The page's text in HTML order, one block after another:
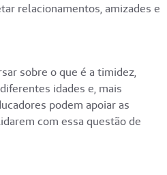
relacionamentos, amizades e
sobre o que é a timidez,
idades e, mais
podem apoiar as
com essa questão de